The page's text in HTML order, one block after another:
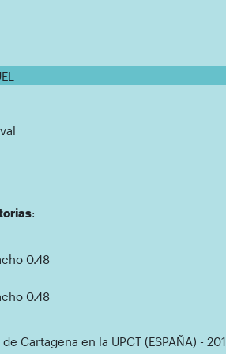
:
0.48
0.48
Cartagena en la UPCT (ESPAÑA) -